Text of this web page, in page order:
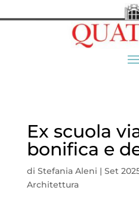
Ex scuola
bonifica e
di Stefania Aleni | Set
Architettura